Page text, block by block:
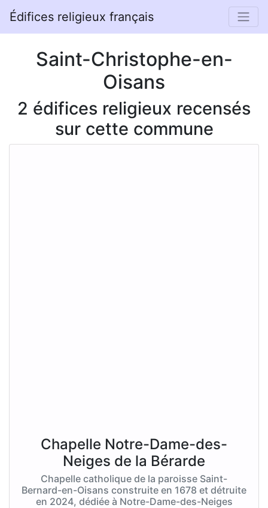
Édifices religieux français
Saint-Christophe-en-
Oisans
2 édifices religieux recensés
sur cette commune
Chapelle Notre-Dame-des-
Neiges de la Bérarde
Chapelle catholique de la paroisse Saint-
Bernard-en-Oisans construite en 1678 et détruite
en 2024, dédiée à Notre-Dame-des-Neiges